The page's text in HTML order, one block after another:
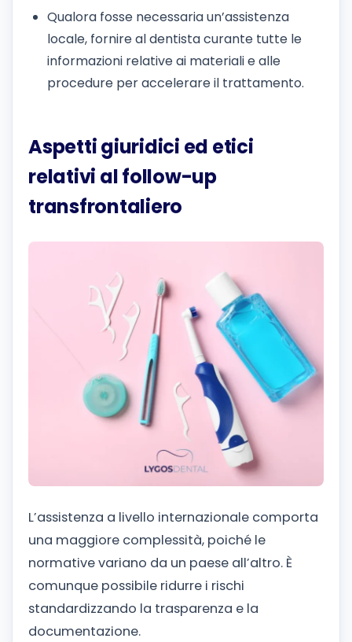
Qualora fosse necessaria un’assistenza
locale, fornire al dentista curante tutte le
informazioni relative ai materiali e alle
procedure per accelerare il trattamento.
Aspetti giuridici ed etici
relativi al follow-up
transfrontaliero
L’assistenza a livello internazionale comporta
una maggiore complessità, poiché le
normative variano da un paese all’altro. È
comunque possibile ridurre i rischi
standardizzando la trasparenza e la
documentazione.